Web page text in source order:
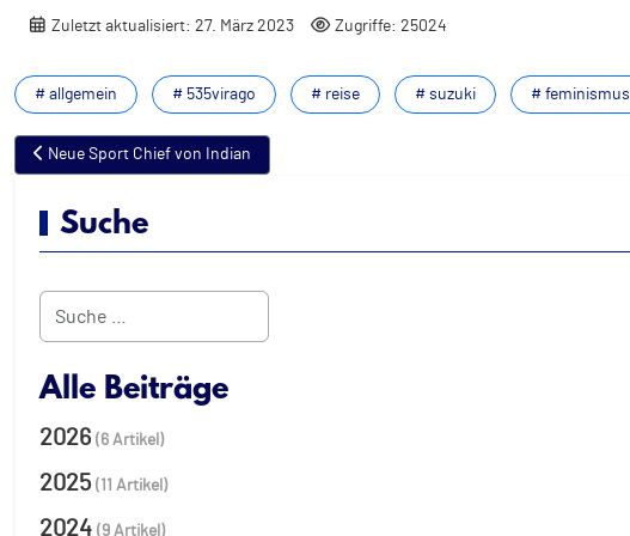
Zuletzt aktualisiert: 27. März 2023 Zugriffe: 25024
# allgemein # 535virago # reise # suzuki # feminismus
Vorheriger Beitrag: Neue Sport Chief von Indian
Neue Sport Chief von Indian
Suche
Suchen
Alle Beiträge
2026 (6 Artikel)
2025 (11 Artikel)
2024 (9 Artikel)